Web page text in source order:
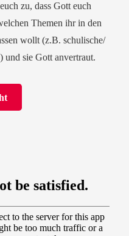
zu, dass Gott euch
Themen ihr in den
wollt (z.B. schulische/
sie Gott anvertraut.